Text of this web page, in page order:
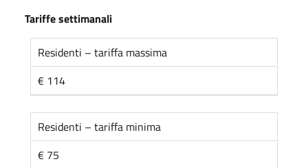
Tariffe settimanali
Residenti – tariffa massima
€ 114
Residenti – tariffa minima
€ 75